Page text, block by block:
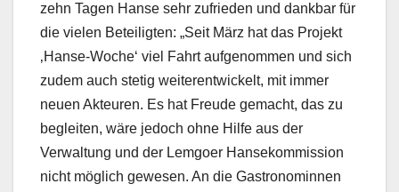
zehn Tagen Hanse sehr zufrieden und dankbar für
die vielen Beteiligten: „Seit März hat das Projekt
‚Hanse-Woche‘ viel Fahrt aufgenommen und sich
zudem auch stetig weiterentwickelt, mit immer
neuen Akteuren. Es hat Freude gemacht, das zu
begleiten, wäre jedoch ohne Hilfe aus der
Verwaltung und der Lemgoer Hansekommission
nicht möglich gewesen. An die Gastronominnen